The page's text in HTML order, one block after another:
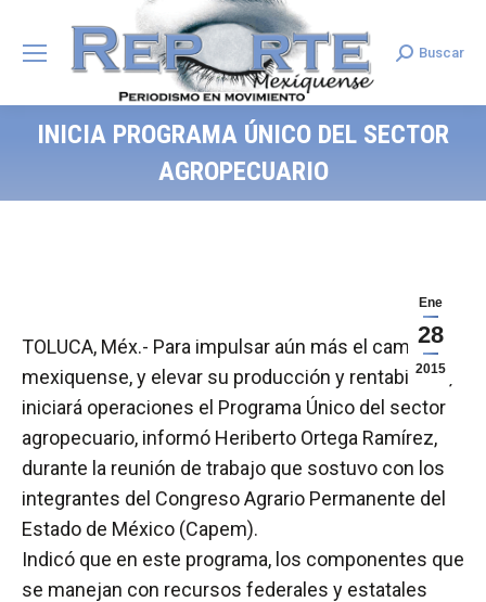
Search:
Buscar
INICIA PROGRAMA ÚNICO DEL SECTOR
AGROPECUARIO
Ene
28
2015
TOLUCA, Méx.- Para impulsar aún más el campo
mexiquense, y elevar su producción y rentabilidad,
iniciará operaciones el Programa Único del sector
agropecuario, informó Heriberto Ortega Ramírez,
durante la reunión de trabajo que sostuvo con los
integrantes del Congreso Agrario Permanente del
Estado de México (Capem).
Indicó que en este programa, los componentes que
se manejan con recursos federales y estatales